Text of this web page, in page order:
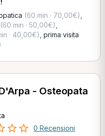
(60 min · 70,00€)
(60 min · 50,00€)
· 40,00€) prima visita
- Osteopata
0 Recensioni